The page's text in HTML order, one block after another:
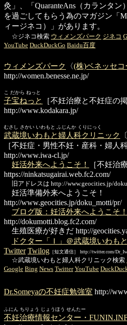
灸」、「QuaranteAns（カランタ
を過ごしてもらう為のマガジン「
ィージネコ）」があります。
☆ジネコ検索 ウィメンズパーク ジネコ
YouTube DuckDuckGo Baidu百度
ウィメンズパーク 〈(株)ベネッセ
http://women.benesse.ne.jp/
こ だから ねっと
子宝ねっと
［不妊治療と不妊症の
http://www.kodakara.jp/
むさし さかい いわもと ふじんか くりにっく
武蔵境いわもと婦人科クリニック
［不妊症・男性不妊・産科・婦人
http://www.iwa-cl.jp/
妊活外来へようこそ！
［不妊治
https://ninkatsugairai.web.fc2.com/
旧アドレスは http://www.geocities.jp/
妊活準備外来へようこそ！
http://www.geocities.jp/doku_motti/pr/
ブログ版：妊活外来へようこそ！
http://dokumotti.blog.fc2.com/
生殖医療が好きだ http://
ドクター「Ｉ」＠武蔵境いわも
Twitter Twilog ［短文通信］ http://twitter.com/
☆武蔵境いわもと婦人科クリニック検索
Google Bing News Twitter YouTube
Dr.Someyaの不妊症勉強室 http://
ふにん ちりょう じょうほう せんたー
不妊治療情報センター・